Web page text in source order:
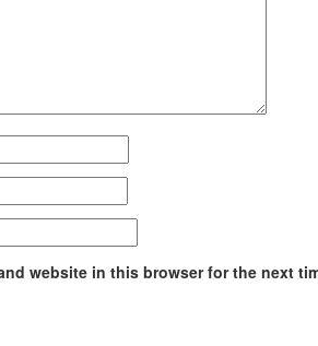
website in this browser for the next